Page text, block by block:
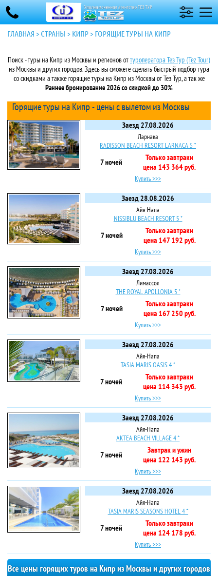
ГЛАВНАЯ >СТРАНЫ > КИПР > ГОРЯЩИЕ ТУРЫ НА КИПР
Поиск - туры на Кипр из Москвы и регионов оттуроператора Тез Тур (Tez Tour)
из Москвы и других городов. Здесь вы сможете сделать быстрый подбор тура
со скидками а также горящие туры на Кипр из Москвы от Тез Тур, а так же
Раннее бронирование 2026 со скидкой до 30%
Горящие туры на Кипр - цены с вылетом из Москвы
Заезд 27.08.2026
Ларнака
RADISSON BEACH RESORT LARNACA 5 *
7 ночей
Только завтраки
цена 143 364 руб.
Купить >>>
Заезд 28.08.2026
Айя-Напа
NISSIBLU BEACH RESORT 5 *
7 ночей
Только завтраки
цена 147 192 руб.
Купить >>>
Заезд 27.08.2026
Лимассол
THE ROYAL APOLLONIA 5 *
7 ночей
Только завтраки
цена 167 250 руб.
Купить >>>
Заезд 27.08.2026
Айя-Напа
TASIA MARIS OASIS 4 *
7 ночей
Только завтраки
цена 114 343 руб.
Купить >>>
Заезд 27.08.2026
Айя-Напа
AKTEA BEACH VILLAGE 4 *
7 ночей
Завтрак и ужин
цена 122 143 руб.
Купить >>>
Заезд 27.08.2026
Айя-Напа
TASIA MARIS SEASONS HOTEL 4 *
7 ночей
Только завтраки
цена 124 178 руб.
Купить >>>
Все цены горящих туров на Кипр из Москвы и других городов